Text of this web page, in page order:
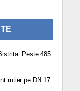
Peste 485
rutier pe DN 17